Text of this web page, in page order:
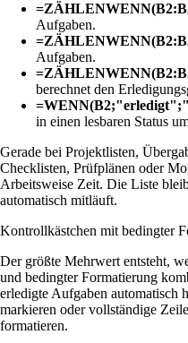
Aufgaben.
Aufgaben.
berechnet den
in einen lesbaren Status
Gerade bei Projektlisten,
Checklisten, Prüfplänen oder
Arbeitsweise Zeit. Die Liste
automatisch mitläuft.
Kontrollkästchen mit bedingter
Der größte Mehrwert entsteht,
und bedingter Formatierung
erledigte Aufgaben automatisch
markieren oder vollständige
formatieren.